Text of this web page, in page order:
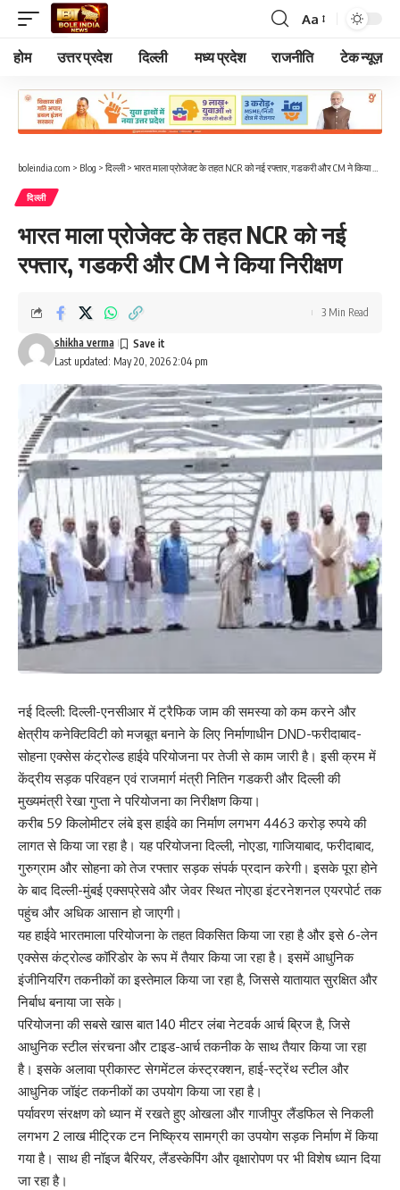
Font
Resizer
Aa
होम उत्तर प्रदेश दिल्ली मध्य प्रदेश राजनीति टेक न्यूज़
boleindia.com > Blog > दिल्ली> भारत माला प्रोजेक्ट के तहत NCR को नई रफ्तार, गडकरी और CM ने किया निरीक्षण
दिल्ली
भारत माला प्रोजेक्ट के तहत NCR को नई
रफ्तार, गडकरी और CM ने किया निरीक्षण
Last updated: May 20, 2026 2:04 pm
shikha verma
3 Min Read
नई दिल्ली: दिल्ली-एनसीआर में ट्रैफिक जाम की समस्या को कम करने और
क्षेत्रीय कनेक्टिविटी को मजबूत बनाने के लिए निर्माणाधीन DND-फरीदाबाद-
सोहना एक्सेस कंट्रोल्ड हाईवे परियोजना पर तेजी से काम जारी है। इसी क्रम में
केंद्रीय सड़क परिवहन एवं राजमार्ग मंत्री नितिन गडकरी और दिल्ली की
मुख्यमंत्री रेखा गुप्ता ने परियोजना का निरीक्षण किया।
करीब 59 किलोमीटर लंबे इस हाईवे का निर्माण लगभग 4463 करोड़ रुपये की
लागत से किया जा रहा है। यह परियोजना दिल्ली, नोएडा, गाजियाबाद, फरीदाबाद,
गुरुग्राम और सोहना को तेज रफ्तार सड़क संपर्क प्रदान करेगी। इसके पूरा होने
के बाद दिल्ली-मुंबई एक्सप्रेसवे और जेवर स्थित नोएडा इंटरनेशनल एयरपोर्ट तक
पहुंच और अधिक आसान हो जाएगी।
यह हाईवे भारतमाला परियोजना के तहत विकसित किया जा रहा है और इसे 6-लेन
एक्सेस कंट्रोल्ड कॉरिडोर के रूप में तैयार किया जा रहा है। इसमें आधुनिक
इंजीनियरिंग तकनीकों का इस्तेमाल किया जा रहा है, जिससे यातायात सुरक्षित और
निर्बाध बनाया जा सके।
परियोजना की सबसे खास बात 140 मीटर लंबा नेटवर्क आर्च ब्रिज है, जिसे
आधुनिक स्टील संरचना और टाइड-आर्च तकनीक के साथ तैयार किया जा रहा
है। इसके अलावा प्रीकास्ट सेगमेंटल कंस्ट्रक्शन, हाई-स्ट्रेंथ स्टील और
आधुनिक जॉइंट तकनीकों का उपयोग किया जा रहा है।
पर्यावरण संरक्षण को ध्यान में रखते हुए ओखला और गाजीपुर लैंडफिल से निकली
लगभग 2 लाख मीट्रिक टन निष्क्रिय सामग्री का उपयोग सड़क निर्माण में किया
गया है। साथ ही नॉइज बैरियर, लैंडस्केपिंग और वृक्षारोपण पर भी विशेष ध्यान दिया
जा रहा है।